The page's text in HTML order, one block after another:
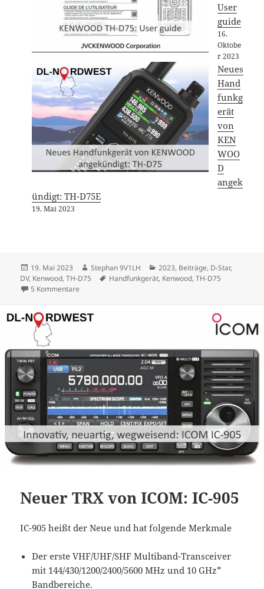
User
guide
16.
Oktobe
r 2023
Neues
Hand
funkg
erät
von
KEN
WOO
D
angek
ündigt: TH-D75E
19. Mai 2023
Veröffentlicht
am
19. Mai 2023 Autor
Stephan 9V1LH Kategorien
2023, Beiträge, D-Star,
DV, Kenwood,TH-D75 Schlagwörter
Handfunkgerät, Kenwood,TH-D75
5 Kommentare
Neuer TRX von ICOM: IC-905
IC-905 heißt der Neue und hat folgende Merkmale
Der erste VHF/UHF/SHF Multiband-Transceiver
mit 144/430/1200/2400/5600 MHz und 10 GHz*
Bandbereiche.